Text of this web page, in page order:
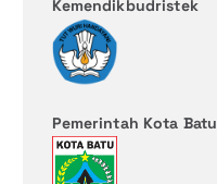
Kemendikbudristek
Pemerintah Kota Batu